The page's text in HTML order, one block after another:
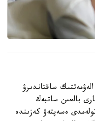
ساقتاندىرۋ
بالعىن ساتبەك
ەسەپتەۋ كەزىندە